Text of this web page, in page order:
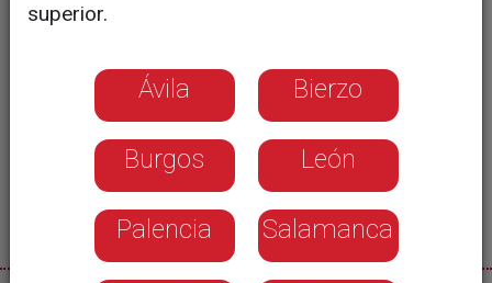
superior.
Ávila Bierzo
Burgos León
Palencia Salamanca